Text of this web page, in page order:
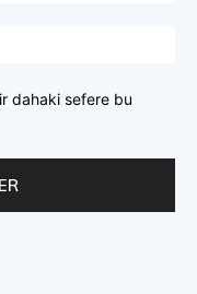
dahaki sefere bu